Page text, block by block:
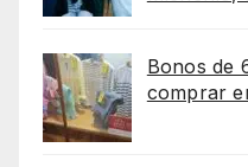
Bonos de
comprar